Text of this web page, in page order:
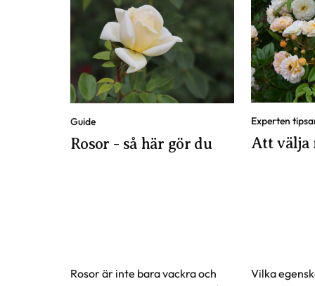
Guide
Rosor - så här gör du
Rosor är inte bara vackra och
Experten
Att välja
Vilka